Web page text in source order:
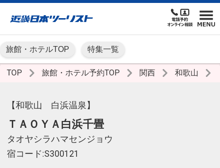
旅館・ホテルTOP 特集一覧
TOP 旅館・ホテル予約TOP 関西 和歌山
【和歌山 白浜温泉】
ＴＡＯＹＡ白浜千畳
タオヤシラハマセンジョウ
宿コード:S300121